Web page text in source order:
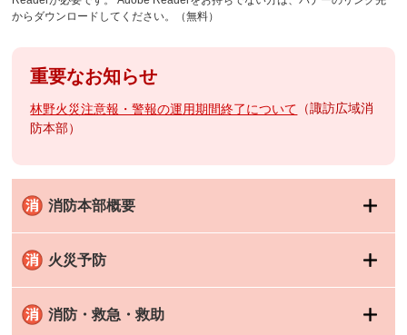
からダウンロードしてください。（無料）
重要なお知らせ
林野火災注意報・警報の運用期間終了について
諏訪広域消
防本部
消防本部概要
火災予防
消防・救急・救助